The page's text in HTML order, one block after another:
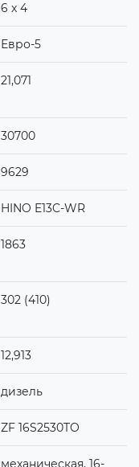
6 x 4
Евро-5
21,071
30700
9629
HINO E13C-WR
1863
302 (410)
12,913
дизель
ZF 16S2530TO
механическая, 16-